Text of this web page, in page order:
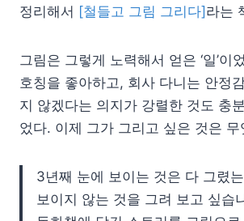
정리해서 [철들고 그림 그리다] 라는
그림은 그렇게 노력해서 얻은 ‘일’이
호칭을 좋아하고, 회사 다니는 안정
지 않겠다는 의지가 강렬한 것도 충
었다. 이제 그가 그리고 싶은 것은 무
3년째 눈에 보이는 것은 다 그렸
보이지 않는 것을 그려 보고 싶습